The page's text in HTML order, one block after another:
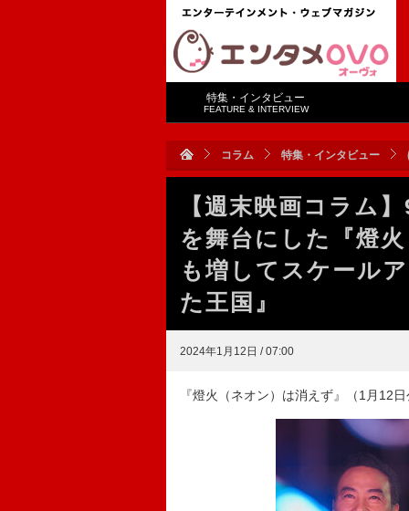
特集・インタビュー
FEATURE & INTERVIEW
コラム 特集・インタビュー
【週末映画コラム
を舞台にした『燈
も増してスケール
た王国』
2024年1月12日 / 07:00
『燈火（ネオン）は消えず』（1月12